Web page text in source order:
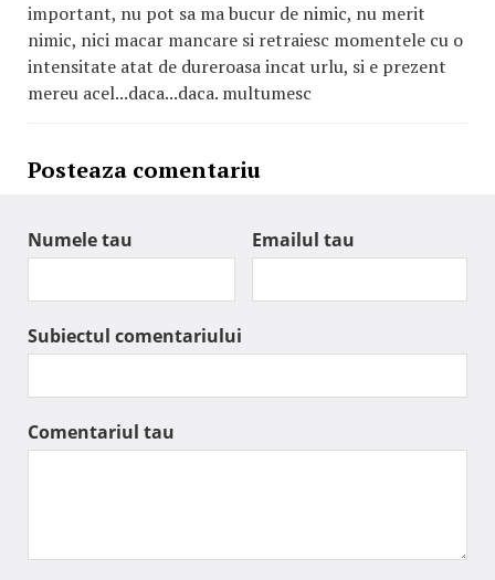
important, nu pot sa ma bucur de nimic, nu merit
nimic, nici macar mancare si retraiesc momentele cu o
intensitate atat de dureroasa incat urlu, si e prezent
mereu acel...daca...daca. multumesc
Posteaza comentariu
Numele tau Emailul tau
Subiectul comentariului
Comentariul tau